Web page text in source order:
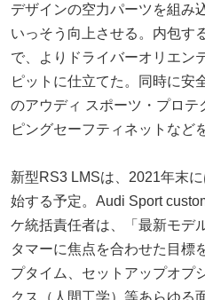
デザインの空力パーツを組み
いっそう向上させる。内包す
で、よりドライバーオリエン
ピットに仕立てた。同時に安
のアウディ スポーツ・プロテ
ピングセーフティネットなど
新型RS3 LMSは、2021年末
始する予定。Audi Sport
ケ統括責任者は、「最新モデ
タマーに焦点を合わせた目標
プタイム、セットアップオプ
クス（人間工学）等あらゆる